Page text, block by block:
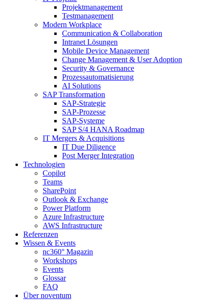
Projektmanagement
Testmanagement
Modern Workplace
Communication & Collaboration
Intranet Lösungen
Mobile Device Management
Change Management & User Adoption
Security & Governance
Prozessautomatisierung
AI Solutions
SAP Transformation
SAP-Strategie
SAP-Prozesse
SAP-Systeme
SAP S/4 HANA Roadmap
IT Mergers & Acquisitions
IT Due Diligence
Post Merger Integration
Technologien
Copilot
Teams
SharePoint
Outlook & Exchange
Power Platform
Azure Infrastructure
AWS Infrastructure
Referenzen
Wissen & Events
nc360° Magazin
Workshops
Events
Glossar
FAQ
Über noventum